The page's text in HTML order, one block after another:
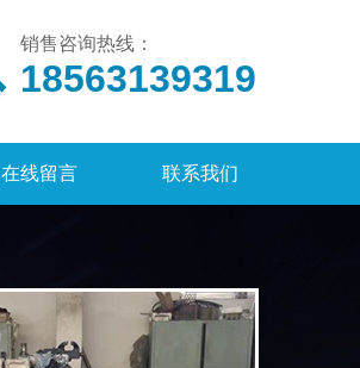
销售咨询热线：
18563139319
在线留言 联系我们